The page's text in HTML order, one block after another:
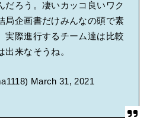
だろう。凄いカッコ良いワク
局企画書だけみんなの頭で素
実際進行するチーム達は比較
出来なそうね。
March 31, 2021